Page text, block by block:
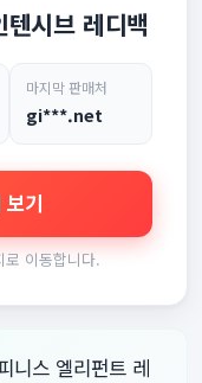
시브 레디백
마지막 판매처
gi***.net
보기
이동합니다.
니스 엘리펀트 레